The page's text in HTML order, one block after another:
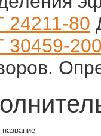
24211-80
30459-